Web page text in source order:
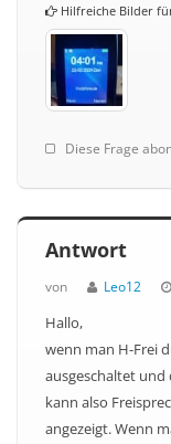
Hilfreiche Bilder
Diese Frage
Antwort
von Leo12
Hallo,
wenn man H-Frei
ausgeschaltet
kann also
angezeigt. Wenn